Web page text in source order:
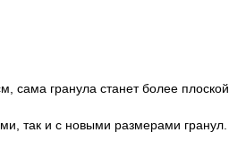
сама гранула станет более плоской.
так и с новыми размерами гранул.